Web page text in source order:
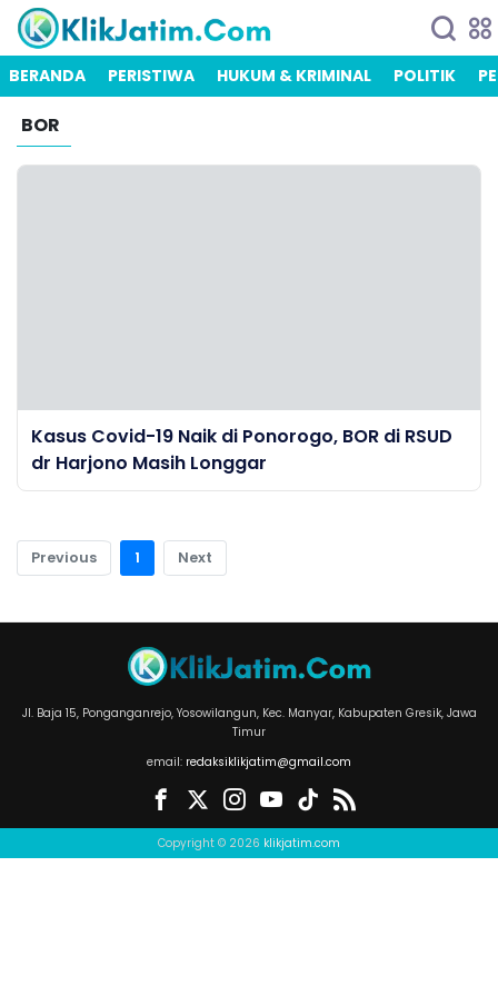
BERANDA PERISTIWA HUKUM & KRIMINAL POLITIK
BOR
Kasus Covid-19 Naik di Ponorogo, BOR di RSUD
dr Harjono Masih Longgar
Previous 1 Next
Jl. Baja 15, Ponganganrejo, Yosowilangun, Kec. Manyar, Kabupaten Gresik, Jawa
Timur
email: redaksiklikjatim@gmail.com
Copyright © 2026 klikjatim.com